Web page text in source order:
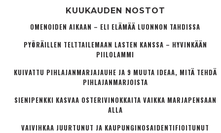
KUUKAUDEN NOSTOT
OMENOIDEN AIKAAN – ELI ELÄMÄÄ LUONNON TAHDISSA
PYÖRÄILLEN TELTTAILEMAAN LASTEN KANSSA – HYVINKÄÄN
PIILOLAMMI
KUIVATTU PIHLAJANMARJAJAUHE JA 9 MUUTA IDEAA, MITÄ TEHDÄ
PIHLAJANMARJOISTA
SIENIPENKKI KASVAA OSTERIVINOKKAITA VAIKKA MARJAPENSAAN
ALLA
VAIVIHKAA JUURTUNUT JA KAUPUNGINOSA­IDENTIFIOITUNUT